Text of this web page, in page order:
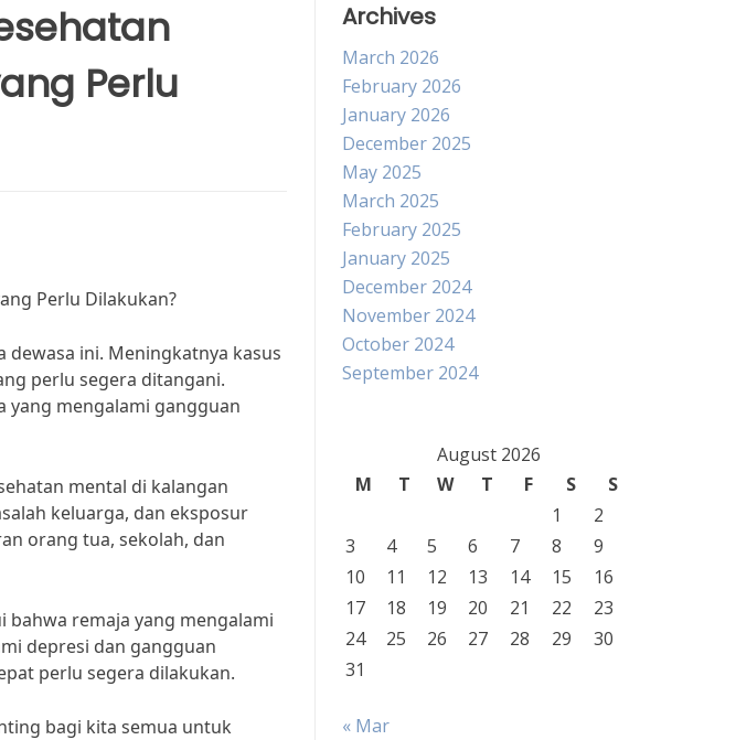
Perlu
Perlu Dilakukan?
ini. Meningkatnya kasus
perlu segera ditangani.
yang mengalami gangguan
mental di kalangan
keluarga, dan eksposur
orang tua, sekolah, dan
bahwa remaja yang mengalami
depresi dan gangguan
perlu segera dilakukan.
bagi kita semua untuk
Archives
March 2026
February 2026
January 2026
December 2025
May 2025
March 2025
February 2025
January 2025
December 2024
November 2024
October 2024
September 2024
August 2026
M
T W T F S
S
1
2
3
4 5 6 7 8
9
10
11 12 13 14 15
16
17
18 19 20 21 22
23
24
25 26 27 28 29
30
31
« Mar